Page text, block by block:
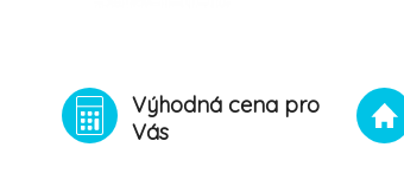
Výhodná cena pro
Vás